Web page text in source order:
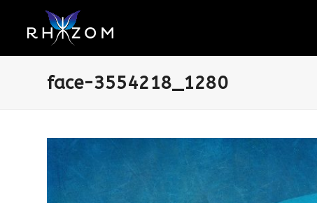
face-3554218_1280